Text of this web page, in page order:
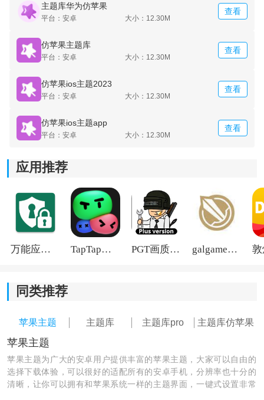
《主题库pro最新版本》软件介绍：
1.壁纸主题要提前下载下来，这样才能够让用户进行壁纸
更换。
2.提供了一个提前预览效果，在设置之前可以查看壁纸设
3.设置方式非常简单，能够让用户随意的在两个不同系统
主题库华为仿苹果
平台：安卓 大小：12.30M
查看
仿苹果主题库
平台：安卓 大小：12.30M
查看
仿苹果ios主题2023
平台：安卓 大小：12.30M
查看
仿苹果ios主题app
平台：安卓 大小：12.30M
查看
应用推荐
万能应用隐藏 TapTap国际版2026 PGT画质助手旧版 galgame游戏盒子2026
同类推荐
苹果主题 主题库 主题库pro 主题库仿苹果
苹果主题
苹果主题为广大的安卓用户提供丰富的苹果主题，大家可以自由的
选择下载体验，可以很好的适配所有的安卓手机，分辨率也十分的
清晰，让你可以拥有和苹果系统一样的主题界面，一键式设置非常